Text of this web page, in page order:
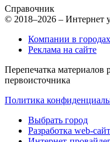
Справочник
© 2018–2026 – Интернет
Компании в
Реклама на сайте
Перепечатка материалов
первоисточника
Политика
Выбрать город
Разработка web-